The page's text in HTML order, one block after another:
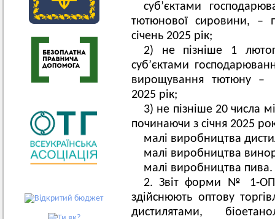
суб’єктами
тютюнової сировини, –
січень 2025 рік;
2) не пізніше 1
суб’єктами
вирощування тютюну –
2025 рік;
3) не пізніше 20 числа
починаючи з січня 2025
малі виробництва
малі виробництва
малі виробництва пива.
2. Звіт форми № 1-ОП
здійснюють оптову
дистилятами,